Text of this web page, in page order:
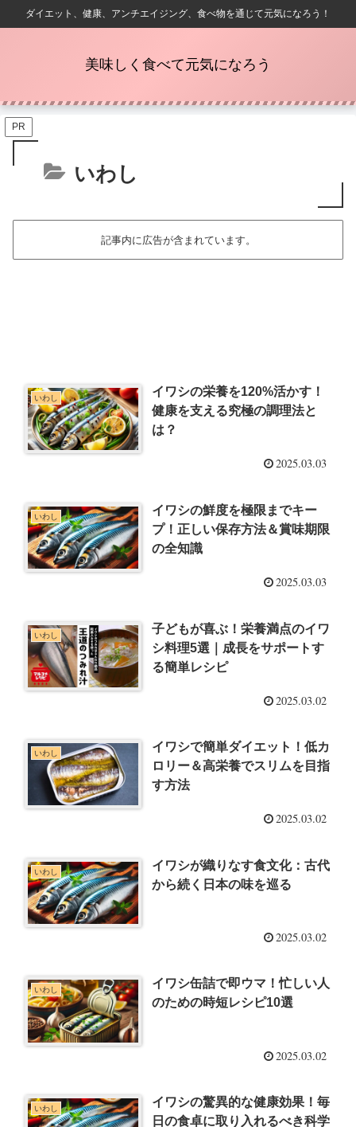
ダイエット、健康、アンチエイジング、食べ物を通じて元気になろう！
美味しく食べて元気になろう
PR
いわし
記事内に広告が含まれています。
いわし
イワシの栄養を120%活かす！
健康を支える究極の調理法と
は？
2025.03.03
いわし
イワシの鮮度を極限までキー
プ！正しい保存方法＆賞味期限
の全知識
2025.03.03
いわし
子どもが喜ぶ！栄養満点のイワ
シ料理5選｜成長をサポートす
る簡単レシピ
2025.03.02
いわし
イワシで簡単ダイエット！低カ
ロリー＆高栄養でスリムを目指
す方法
2025.03.02
いわし
イワシが織りなす食文化：古代
から続く日本の味を巡る
2025.03.02
いわし
イワシ缶詰で即ウマ！忙しい人
のための時短レシピ10選
2025.03.02
いわし
イワシの驚異的な健康効果！毎
日の食卓に取り入れるべき科学